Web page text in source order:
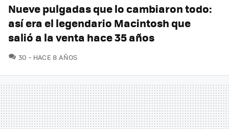
Nueve pulgadas que lo cambiaron todo:
así era el legendario Macintosh que
salió a la venta hace 35 años
30 COMENTARIOS
HACE 8 AÑOS